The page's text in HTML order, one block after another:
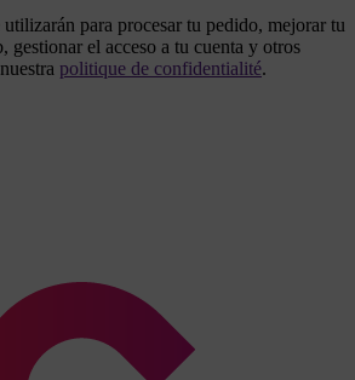
utilizarán para procesar tu pedido, mejorar tu
gestionar el acceso a tu cuenta y otros
politique de confidentialité.